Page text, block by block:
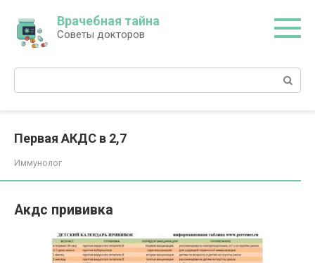
контенту
Врачебная тайна
Советы докторов
Поиск:
Первая АКДС в 2,7
Иммунолог
Акдс прививка